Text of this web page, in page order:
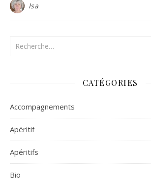
Isa
CATÉGORIES
Accompagnements
Apéritif
Apéritifs
Bio